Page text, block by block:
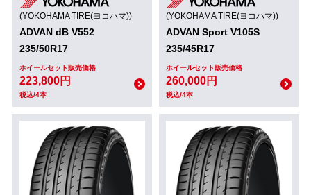
(YOKOHAMA TIRE(ヨコハマ))
ADVAN dB V552
235/50R17
ホイールセット販売価格
223,800円
税込/4本
(YOKOHAMA TIRE(ヨコハマ))
ADVAN Sport V105S
235/45R17
ホイールセット販売価格
260,000円
税込/4本